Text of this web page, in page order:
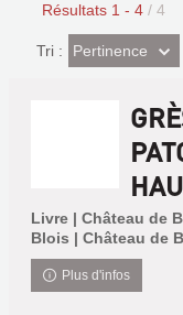
Résultats 1 - 4 / 4
Tri : (Effet
imédiat)
Pertinence
Livre | Château de
Blois | Château de
Plus d'infos